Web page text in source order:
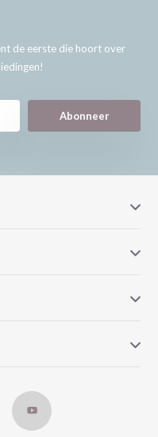
de eerste die hoort over
Abonneer